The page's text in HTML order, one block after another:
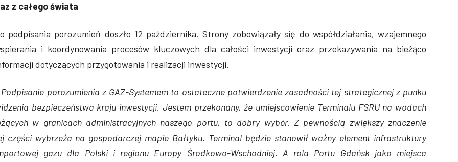
z całego świata
podpisania porozumień doszło 12 października. Strony zobowiązały się do współdziałania, wzajemnego
i koordynowania procesów kluczowych dla całości inwestycji oraz przekazywania na bieżąco
dotyczących przygotowania i realizacji inwestycji.
porozumienia z GAZ-Systemem to ostateczne potwierdzenie zasadności tej strategicznej z punku
bezpieczeństwa kraju inwestycji. Jestem przekonany, że umiejscowienie Terminalu FSRU na wodach
w granicach administracyjnych naszego portu, to dobry wybór. Z pewnością zwiększy znaczenie
części wybrzeża na gospodarczej mapie Bałtyku. Terminal będzie stanowił ważny element infrastruktury
gazu dla Polski i regionu Europy Środkowo-Wschodniej. A rola Portu Gdańsk jako miejsca